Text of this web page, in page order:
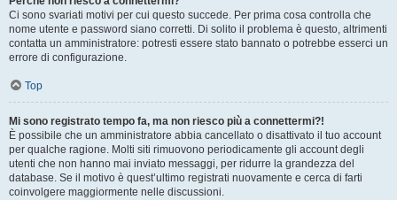
Ci sono svariati motivi per cui questo succede. Per prima cosa controlla che
nome utente e password siano corretti. Di solito il problema è questo, altrimenti
contatta un amministratore: potresti essere stato bannato o potrebbe esserci un
errore di configurazione.
Top
Mi sono registrato tempo fa, ma non riesco più a connettermi?!
È possibile che un amministratore abbia cancellato o disattivato il tuo account
per qualche ragione. Molti siti rimuovono periodicamente gli account degli
utenti che non hanno mai inviato messaggi, per ridurre la grandezza del
database. Se il motivo è quest’ultimo registrati nuovamente e cerca di farti
coinvolgere maggiormente nelle discussioni.